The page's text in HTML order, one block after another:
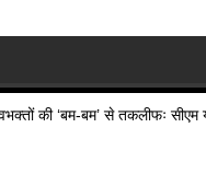
की ‘बम-बम’ से तकलीफः सीएम